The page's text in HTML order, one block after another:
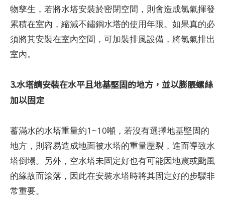
物孳生，若將水塔安裝於密閉空間，則會造成氯氣揮發
累積在室內，縮減不鏽鋼水塔的使用年限。如果真的必
須將其安裝在室內空間，可加裝排風設備，將氯氣排出
室內。
3.水塔請安裝在水平且地基堅固的地方，並以膨脹螺絲
加以固定
蓄滿水的水塔重量約1~10噸，若沒有選擇地基堅固的
地方，則容易造成地面被水塔的重量壓裂，進而導致水
塔倒塌。另外，空水塔未固定好也有可能因地震或颱風
的緣故而滾落，因此在安裝水塔時將其固定好的步驟非
常重要。